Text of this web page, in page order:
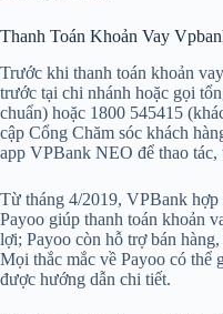
Thanh Toán Khoản Vay
Trước khi thanh toán khoản
trước tại chi nhánh hoặc gọi
chuẩn) hoặc 1800 545415
cập Cổng Chăm sóc khách
app VPBank NEO để thao tác,
Từ tháng 4/2019, VPBank
Payoo giúp thanh toán khoản
lợi; Payoo còn hỗ trợ bán
Mọi thắc mắc về Payoo có thể
được hướng dẫn chi tiết.